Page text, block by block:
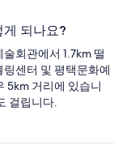
되나요?
회관에서 1.7km 떨
센터 및 평택문화예
5km 거리에 있습니
걸립니다.